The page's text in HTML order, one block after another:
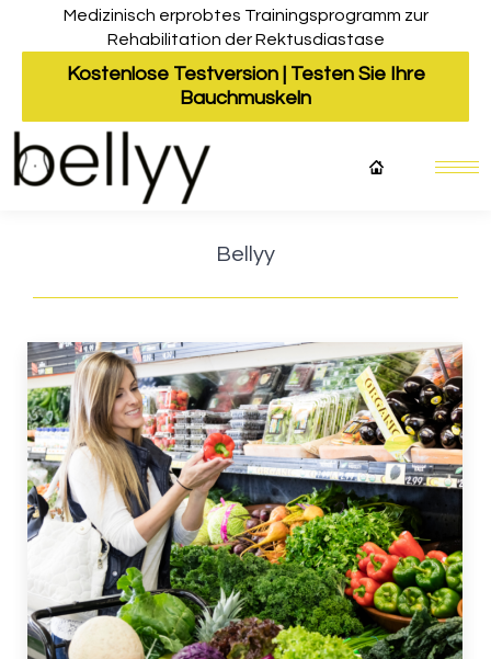
Medizinisch erprobtes Trainingsprogramm zur
Rehabilitation der Rektusdiastase
Kostenlose Testversion | Testen Sie Ihre
Bauchmuskeln
Bellyy